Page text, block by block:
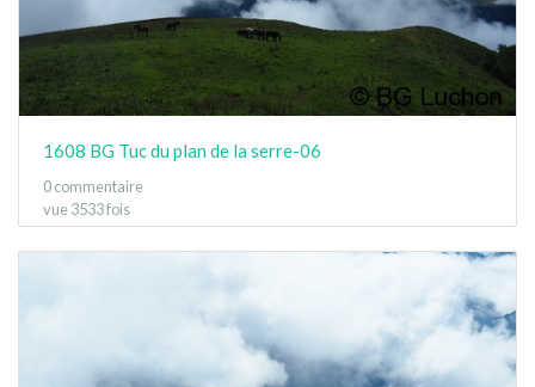
1608 BG Tuc du plan de la serre-06
0 commentaire
vue 3533 fois